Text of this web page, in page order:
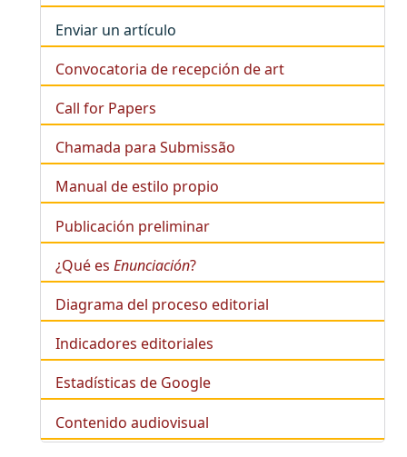
Enviar un artículo
Convocatoria de recepción de art
Call for Papers
Chamada para Submissão
Manual de estilo propio
Publicación preliminar
¿Qué es Enunciación?
Diagrama del proceso editorial
Indicadores editoriales
Estadísticas de Google
Contenido audiovisual